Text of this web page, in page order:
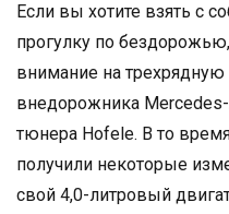
Если вы хотите взять с
прогулку по
внимание на
внедорожника
тюнера Hofele. В то
получили некоторые
свой 4,0-литровый